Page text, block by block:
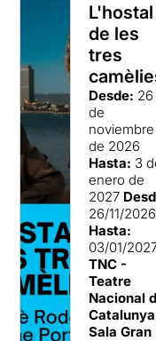
L'hostal
de les
tres
Desde: 26
de
noviembre
de 2026
Hasta: 3
enero de
2027
26/11/2026
Hasta:
03/01/
TNC -
Teatre
Nacional
Sala Gran